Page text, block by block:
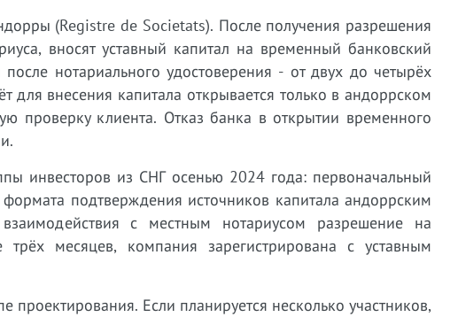
(Registre de Societats). После получения разрешения
вносят уставный капитал на временный банковский
нотариального удостоверения - от двух до четырёх
внесения капитала открывается только в андоррском
проверку клиента. Отказ банка в открытии временного
инвесторов из СНГ осенью 2024 года: первоначальный
формата подтверждения источников капитала андоррским
с местным нотариусом разрешение на
месяцев, компания зарегистрирована с уставным
проектирования. Если планируется несколько участников,